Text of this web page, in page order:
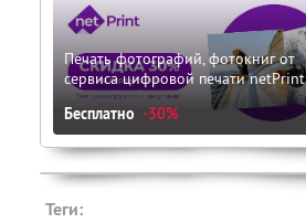
Печать фотографий, фотокниг от
сервиса цифровой печати netPrint
Бесплатно -30%
Теги: